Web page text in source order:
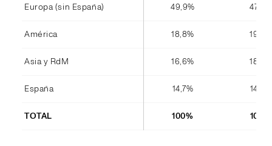
Europa (sin España) 49,9% 47,8%
América 18,8% 19,4%
Asia y RdM 16,6% 18,4%
España 14,7% 14,4%
TOTAL 100% 100%